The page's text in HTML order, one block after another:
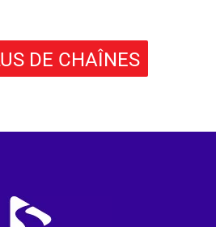
DE CHAÎNES